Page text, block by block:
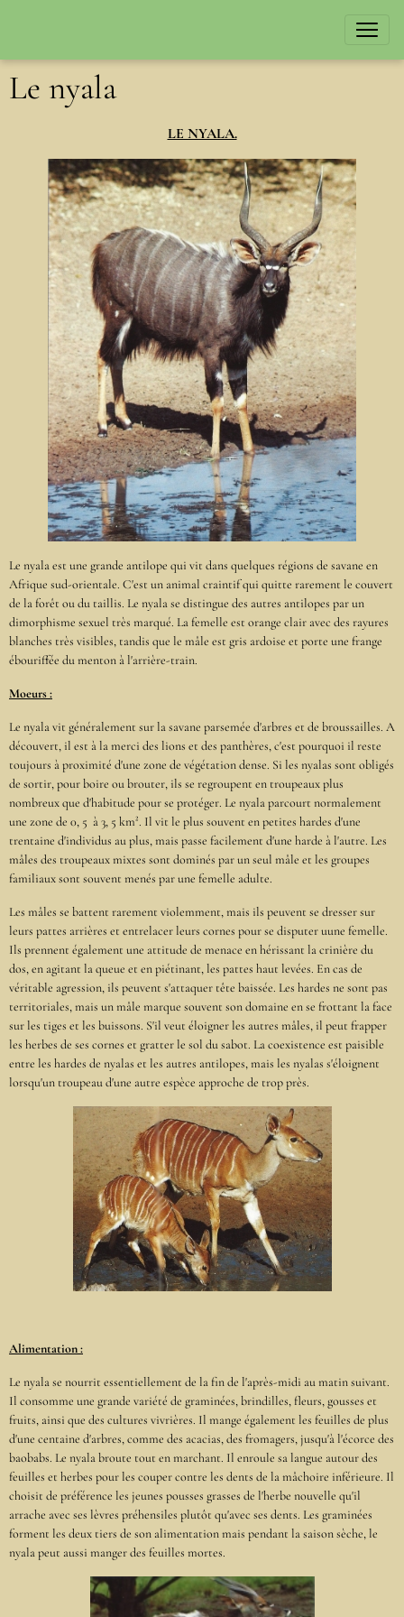
Le nyala
LE NYALA.
Le nyala est une grande antilope qui vit dans quelques régions de savane en
Afrique sud-orientale. C'est un animal craintif qui quitte rarement le couvert
de la forêt ou du taillis. Le nyala se distingue des autres antilopes par un
dimorphisme sexuel très marqué. La femelle est orange clair avec des rayures
blanches très visibles, tandis que le mâle est gris ardoise et porte une frange
ébouriffée du menton à l'arrière-train.
Moeurs :
Le nyala vit généralement sur la savane parsemée d'arbres et de broussailles. A
découvert, il est à la merci des lions et des panthères, c'est pourquoi il reste
toujours à proximité d'une zone de végétation dense. Si les nyalas sont obligés
de sortir, pour boire ou brouter, ils se regroupent en troupeaux plus
nombreux que d'habitude pour se protéger. Le nyala parcourt normalement
une zone de 0, 5 à 3, 5 km². Il vit le plus souvent en petites hardes d'une
trentaine d'individus au plus, mais passe facilement d'une harde à l'autre. Les
mâles des troupeaux mixtes sont dominés par un seul mâle et les groupes
familiaux sont souvent menés par une femelle adulte.
Les mâles se battent rarement violemment, mais ils peuvent se dresser sur
leurs pattes arrières et entrelacer leurs cornes pour se disputer uune femelle.
Ils prennent également une attitude de menace en hérissant la crinière du
dos, en agitant la queue et en piétinant, les pattes haut levées. En cas de
véritable agression, ils peuvent s'attaquer tête baissée. Les hardes ne sont pas
territoriales, mais un mâle marque souvent son domaine en se frottant la face
sur les tiges et les buissons. S'il veut éloigner les autres mâles, il peut frapper
les herbes de ses cornes et gratter le sol du sabot. La coexistence est paisible
entre les hardes de nyalas et les autres antilopes, mais les nyalas s'éloignent
lorsqu'un troupeau d'une autre espèce approche de trop près.
Alimentation :
Le nyala se nourrit essentiellement de la fin de l'après-midi au matin suivant.
Il consomme une grande variété de graminées, brindilles, fleurs, gousses et
fruits, ainsi que des cultures vivrières. Il mange également les feuilles de plus
d'une centaine d'arbres, comme des acacias, des fromagers, jusqu'à l'écorce des
baobabs. Le nyala broute tout en marchant. Il enroule sa langue autour des
feuilles et herbes pour les couper contre les dents de la mâchoire inférieure. Il
choisit de préférence les jeunes pousses grasses de l'herbe nouvelle qu'il
arrache avec ses lèvres préhensiles plutôt qu'avec ses dents. Les graminées
forment les deux tiers de son alimentation mais pendant la saison sèche, le
nyala peut aussi manger des feuilles mortes.